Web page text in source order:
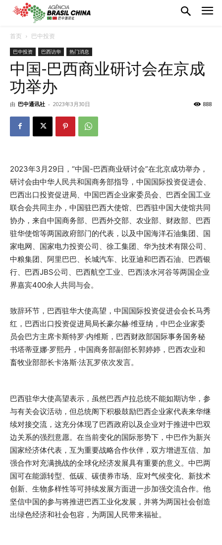
首页 巴中投资
巴中投资 巴西访华 热门消息
中国-巴西商业研讨会在京成
功举办
由 巴中通讯社 - 2023年3月30日 888
2023年3月29日，“中国-巴西商业研讨会”在北京成功举办，
研讨会由中华人民共和国商务部指导，中国国际投资促进会、
巴西出口投资促进局、中国巴西企业家委员会、巴西全国工业
联合会共同主办，中国驻巴西大使馆、巴西驻中国大使馆共同
协办，来自中国商务部、巴西外交部、农业部、财政部、巴西
驻华使馆等两国政府部门的代表，以及中国海洋石油集团、国
家电网、国家电力投资公司、徐工集团、华为技术有限公司、
中粮集团、阿里巴巴、长城汽车、比亚迪和巴西石油、巴西银
行、巴西JBS公司、巴西航空工业、巴西淡水河谷等两国企业
界嘉宾400余人共同与会。
致辞环节，巴西驻华大使高望，中国国际投资促进会会长马秀
红，巴西出口投资促进局局长豪尔赫·维亚纳，中巴企业家委
员会巴方主席卡斯特罗·内维斯，巴西财政部国际事务国务秘
书塔蒂亚娜·罗熙丹，中国商务部副部长郭婷婷，巴西农业和
畜牧业部部长卡洛斯·法瓦罗依次发言。
巴西驻华大使高望表示，虽然巴西卢拉总统不能如期访华，参
与有关会议活动，但总统阁下积极鼓励巴西企业家代表来华继
续对接交流，这充分体现了巴西政府以及企业对于推进中巴双
边关系的强烈意愿。在当前变化的国际形势下，中巴作为新兴
国家经济体代表，互为重要战略合作伙伴，双方增进互信、加
强合作对充满挑战的全球化经济发展具有重要的意义。中巴两
国可在能源转型、低碳、碳债券市场、应对气候变化、新技术
创新、生物多样性等可持续发展方面进一步加强交流合作。他
坚信中国的参与将推进巴西工业化发展，并将为两国社会创造
出绿色经济和社会包容，为两国人民带来福祉。